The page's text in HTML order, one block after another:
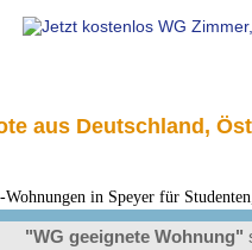
aus Deutschland,
in Speyer für
"WG geeignete Wohnung"